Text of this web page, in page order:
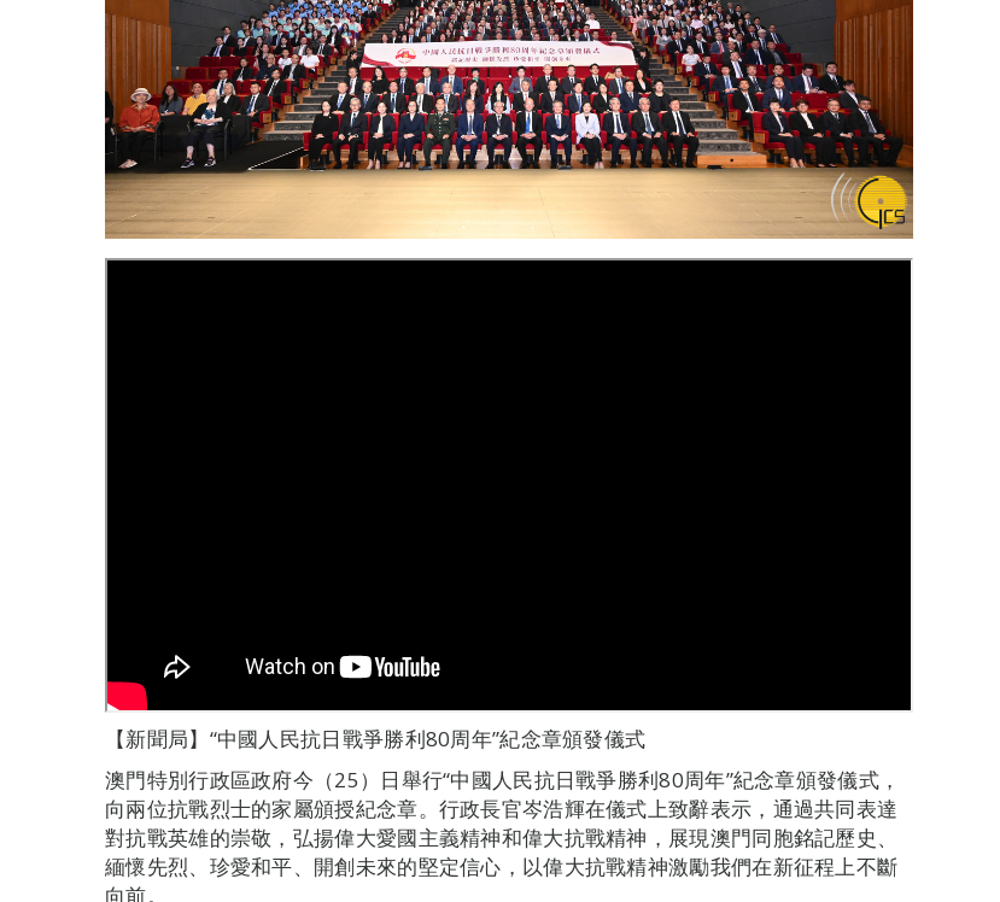
【新聞局】“中國人民抗日戰爭勝利80周年”紀念章頒發儀式
澳門特別行政區政府今（25）日舉行“中國人民抗日戰爭勝利80周年”紀念章頒發儀式，
向兩位抗戰烈士的家屬頒授紀念章。行政長官岑浩輝在儀式上致辭表示，通過共同表達
對抗戰英雄的崇敬，弘揚偉大愛國主義精神和偉大抗戰精神，展現澳門同胞銘記歷史、
緬懷先烈、珍愛和平、開創未來的堅定信心，以偉大抗戰精神激勵我們在新征程上不斷
向前。